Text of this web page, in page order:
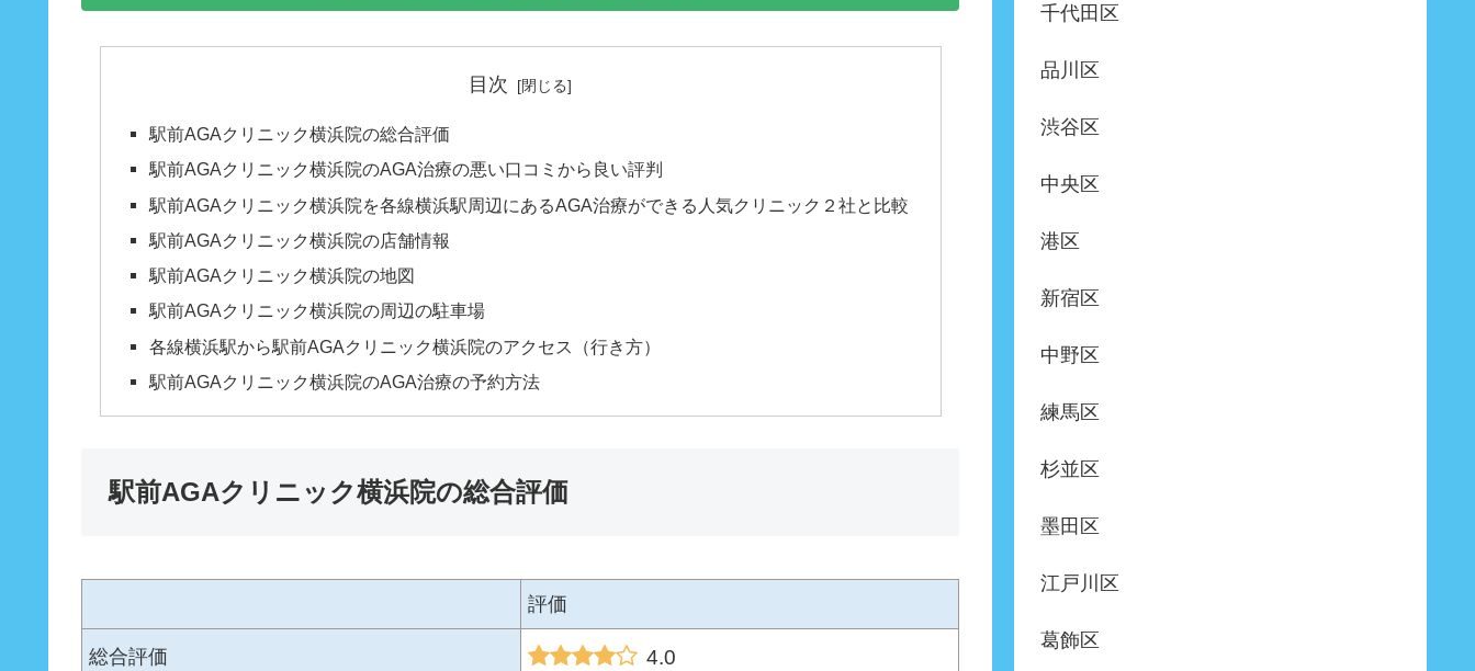
目次
駅前AGAクリニック横浜院の総合評価
駅前AGAクリニック横浜院のAGA治療の悪い口コミから良い評判
駅前AGAクリニック横浜院を各線横浜駅周辺にあるAGA治療ができる人気クリニック２社と比較
駅前AGAクリニック横浜院の店舗情報
駅前AGAクリニック横浜院の地図
駅前AGAクリニック横浜院の周辺の駐車場
各線横浜駅から駅前AGAクリニック横浜院のアクセス（行き方）
駅前AGAクリニック横浜院のAGA治療の予約方法
駅前AGAクリニック横浜院の総合評価
評価
総合評価 4.0
千代田区
品川区
渋谷区
中央区
港区
新宿区
中野区
練馬区
杉並区
墨田区
江戸川区
葛飾区